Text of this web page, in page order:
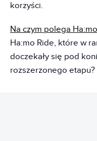
korzyści.
Na czym polega Ha:mo
Ha:mo Ride, które w
doczekały się pod
rozszerzonego etapu?